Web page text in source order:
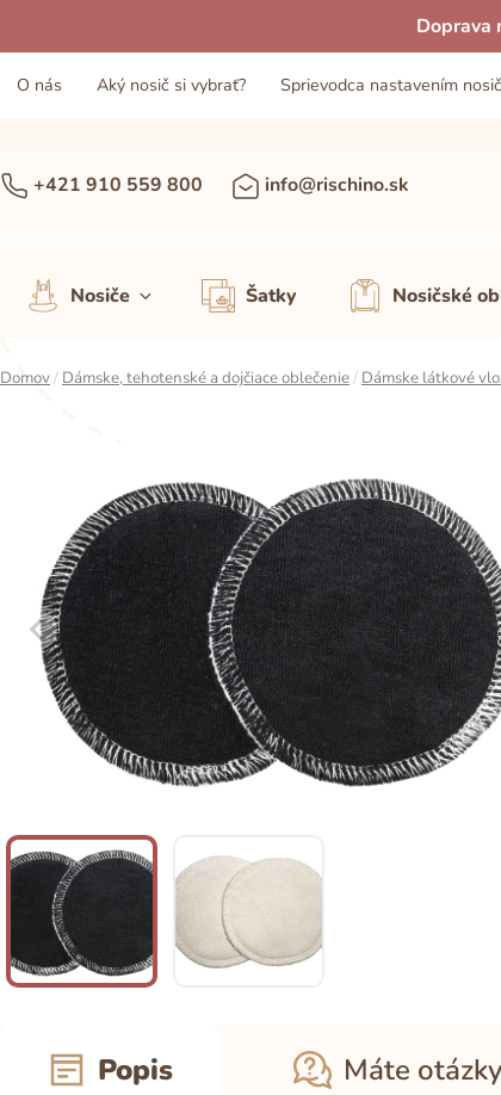
Doprava
O nás Aký nosič si vybrať? Sprievodca nastavením
+421 910 559 800 info@rischino.sk
Nosiče Šatky Nosičské
Domov/ Dámske, tehotenské a dojčiace oblečenie/ Dámske látkové
Popis Máte